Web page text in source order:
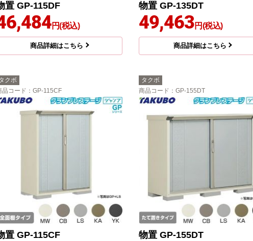
置 GP-115DF
円(税込)
商品詳細はこちら
物置 GP-135DT
49,463円(税込)
商品詳細はこちら
クボ
品コード ：GP-115CF
置 GP-115CF
タクボ
商品コード ：GP-155DT
物置 GP-155DT